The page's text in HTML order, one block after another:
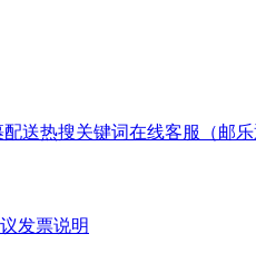
配送热搜关键词在线客服（邮乐
发票说明